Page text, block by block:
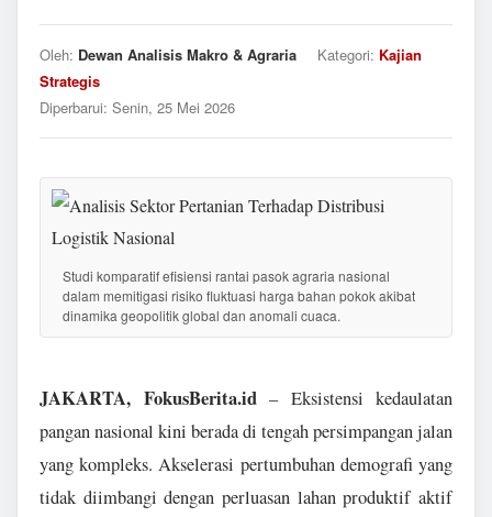
Oleh: Dewan Analisis Makro & Agraria Kategori: Kajian
Strategis
Diperbarui: Senin, 25 Mei 2026
Studi komparatif efisiensi rantai pasok agraria nasional
dalam memitigasi risiko fluktuasi harga bahan pokok akibat
dinamika geopolitik global dan anomali cuaca.
JAKARTA, FokusBerita.id– Eksistensi kedaulatan
pangan nasional kini berada di tengah persimpangan jalan
yang kompleks. Akselerasi pertumbuhan demografi yang
tidak diimbangi dengan perluasan lahan produktif aktif